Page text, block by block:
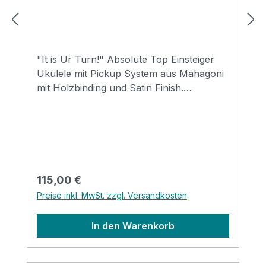
"It is Ur Turn!" Absolute Top Einsteiger
Ukulele mit Pickup System aus Mahagoni
mit Holzbinding und Satin Finish.
Advanced ABS Strings: Aquila
Supernylgut Finish: Matt EQ: LIREVO UK
2T
Regulärer Preis:
115,00 €
Preise inkl. MwSt. zzgl. Versandkosten
In den Warenkorb